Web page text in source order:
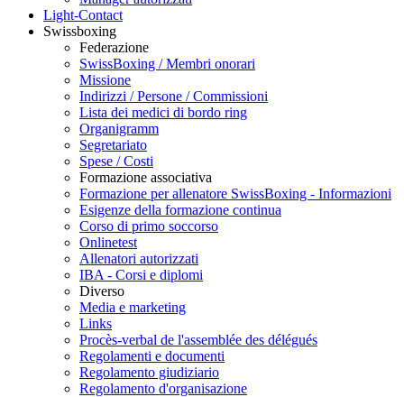
Light-Contact
Swissboxing
Federazione
SwissBoxing / Membri onorari
Missione
Indirizzi / Persone / Commissioni
Lista dei medici di bordo ring
Organigramm
Segretariato
Spese / Costi
Formazione associativa
Formazione per allenatore SwissBoxing - Informazioni
Esigenze della formazione continua
Corso di primo soccorso
Onlinetest
Allenatori autorizzati
IBA - Corsi e diplomi
Diverso
Media e marketing
Links
Procès-verbal de l'assemblée des délégués
Regolamenti e documenti
Regolamento giudiziario
Regolamento d'organisazione